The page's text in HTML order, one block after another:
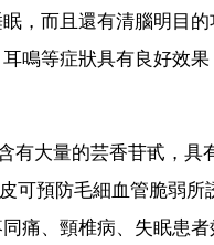
，而且還有清腦明目
鳴等症狀具有良好效
有大量的芸香苷甙，具
可預防毛細血管脆弱所
痛、頸椎病、失眠患者